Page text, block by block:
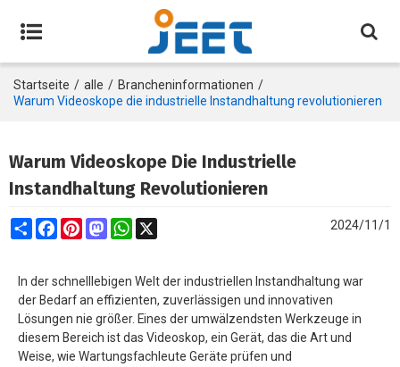
Startseite / alle / Brancheninformationen /
Warum Videoskope die industrielle Instandhaltung revolutionieren
Warum Videoskope Die Industrielle
Instandhaltung Revolutionieren
ShareFacebookPinterestMastodonWhatsApp 2024/11/1
In der schnelllebigen Welt der industriellen Instandhaltung war
der Bedarf an effizienten, zuverlässigen und innovativen
Lösungen nie größer. Eines der umwälzendsten Werkzeuge in
diesem Bereich ist das Videoskop, ein Gerät, das die Art und
Weise, wie Wartungsfachleute Geräte prüfen und